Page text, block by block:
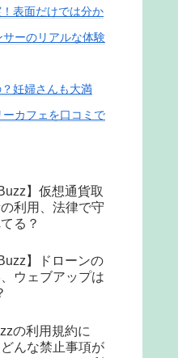
表面だけでは分か
ーのリアルな体験
妊婦さんも大満
カフェを口コミで
】仮想通貨取
利用、法律で守
る？
】ドローンの
ウェブアップは
の利用規約に
んな禁止事項が